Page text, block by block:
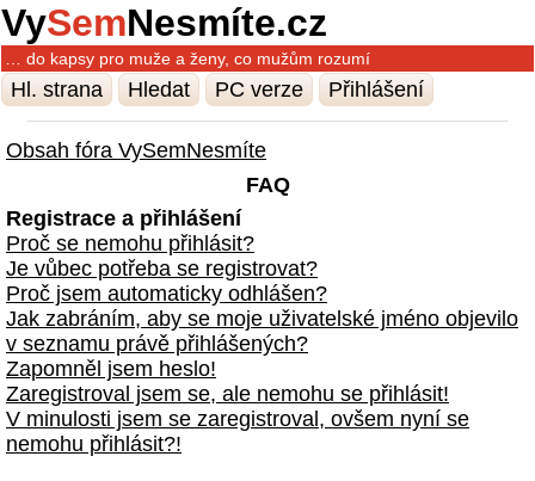
VySemNesmíte.cz
… do kapsy pro muže a ženy, co mužům rozumí
Hl. strana Hledat PC verze Přihlášení
Obsah fóra VySemNesmíte
FAQ
Registrace a přihlášení
Proč se nemohu přihlásit?
Je vůbec potřeba se registrovat?
Proč jsem automaticky odhlášen?
Jak zabráním, aby se moje uživatelské jméno objevilo
v seznamu právě přihlášených?
Zapomněl jsem heslo!
Zaregistroval jsem se, ale nemohu se přihlásit!
V minulosti jsem se zaregistroval, ovšem nyní se
nemohu přihlásit?!